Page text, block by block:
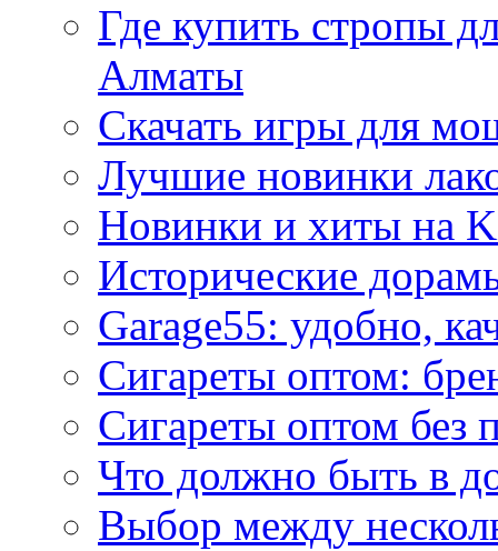
Где купить стропы
Алматы
Скачать игры для
Лучшие новинки
Новинки и хиты на
Исторические
Garage55: удобно,
Сигареты оптом:
Сигареты оптом без
Что должно быть в
Выбор между